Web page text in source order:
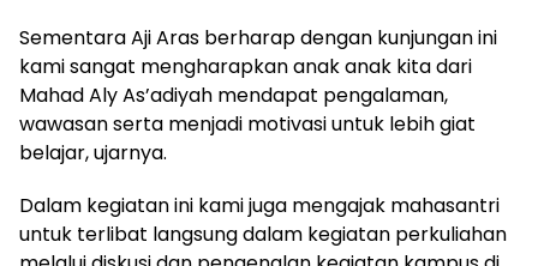
Sementara Aji Aras berharap dengan kunjungan ini
kami sangat mengharapkan anak anak kita dari
Mahad Aly As’adiyah mendapat pengalaman,
wawasan serta menjadi motivasi untuk lebih giat
belajar, ujarnya.
Dalam kegiatan ini kami juga mengajak mahasantri
untuk terlibat langsung dalam kegiatan perkuliahan